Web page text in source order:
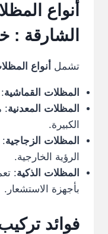
أنواع
الشارقة :
تشمل أنواع
المظلات القماشية
المظلات المعدنية:
الكبيرة.
المظلات الزجاجية:
الرؤية الخارجية.
المظلات الذكية:
بأجهزة الاستشعار.
فوائد